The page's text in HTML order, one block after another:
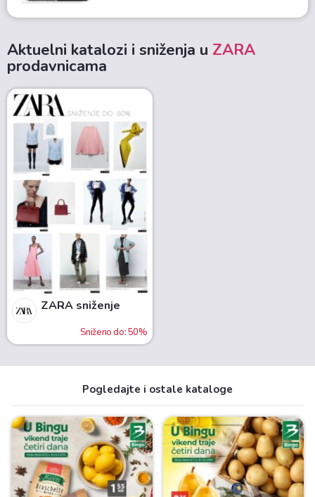
Aktuelni katalozi i sniženja u ZARA
prodavnicama
ZARA sniženje
Sniženo do: 50%
Pogledajte i ostale kataloge